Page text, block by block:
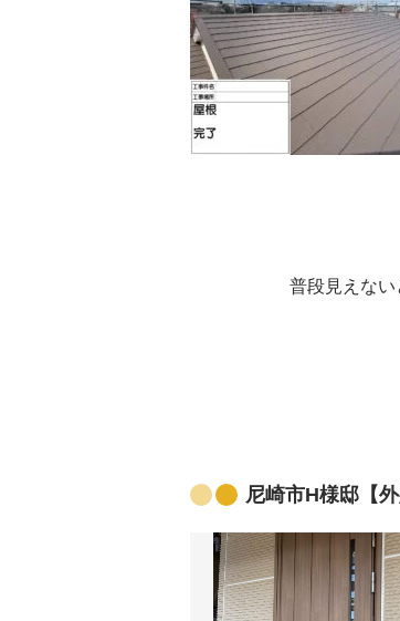
普段見えな
尼崎市H様邸【